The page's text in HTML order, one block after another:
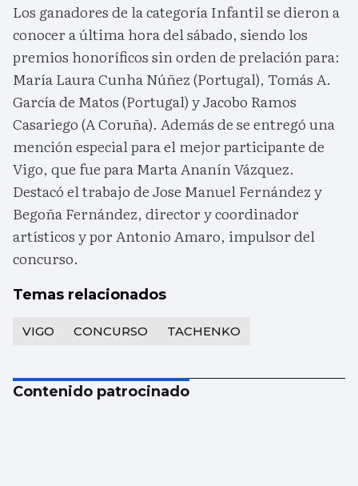
Los ganadores de la categoría Infantil se dieron a
conocer a última hora del sábado, siendo los
premios honoríficos sin orden de prelación para:
María Laura Cunha Núñez (Portugal), Tomás A.
García de Matos (Portugal) y Jacobo Ramos
Casariego (A Coruña). Además de se entregó una
mención especial para el mejor participante de
Vigo, que fue para Marta Ananín Vázquez.
Destacó el trabajo de Jose Manuel Fernández y
Begoña Fernández, director y coordinador
artísticos y por Antonio Amaro, impulsor del
concurso.
Temas relacionados
VIGO CONCURSO TACHENKO
Contenido patrocinado